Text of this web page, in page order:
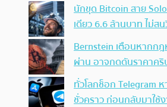
นักขุด Bitcoin สาย
เดียว 6.6 ล้านบาท ไม่ส
Bernstein เตือนหากกฎ
ผ่าน อาจกดดันราคาคริ
ทั่วโลกช็อก Telegram
ชั่วคราว ก่อนกลับมาใช้